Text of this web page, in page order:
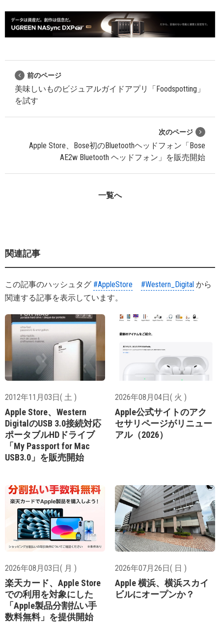
前のページ
美味しいものビジュアルガイドアプリ「Foodspotting」
を試す
次のページ
Apple Store、Bose初のBluetoothヘッドフォン「Bose
AE2w Bluetooth ヘッドフォン」を販売開始
一覧へ
関連記事
この記事のハッシュタグ #AppleStore #Western_Digital から
関連する記事を表示しています。
2012年11月03日( 土 )
Apple Store、Western
DigitalのUSB 3.0接続対応
ポータブルHDドライブ
「My Passport for Mac
USB3.0」を販売開始
2026年08月04日( 火 )
Apple公式サイトのアク
セサリページがリニュー
アル（2026）
2026年08月03日( 月 )
楽天カード、Apple Store
での利用を対象にした
「Apple製品分割払い手
数料無料」を提供開始
2026年07月26日( 日 )
Apple 横浜、横浜スカイ
ビルにオープンか？